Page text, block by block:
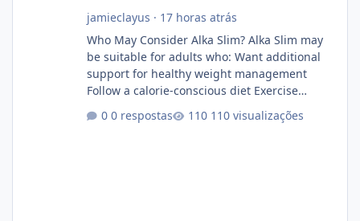
jamieclayus · 17 horas atrás
Who May Consider Alka Slim? Alka Slim may
be suitable for adults who: Want additional
support for healthy weight management
Follow a calorie-conscious diet Exercise
plant-based ingredients Want to complement
0 respostas 110 visualizações